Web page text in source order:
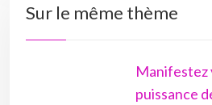
Sur le même thème
Manifestez
puissance